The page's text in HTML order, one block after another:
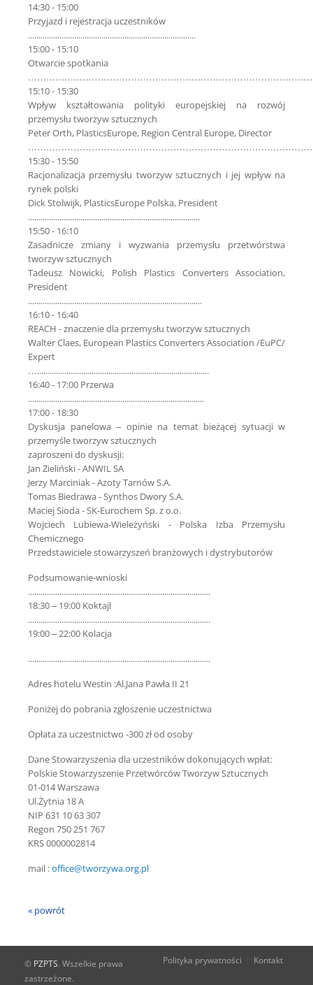
14:30 - 15:00
Przyjazd i rejestracja uczestników
................................................................................
15:00 - 15:10
Otwarcie spotkania
15:10 - 15:30
Wpływ kształtowania polityki europejskiej na rozwój
przemysłu tworzyw sztucznych
Peter Orth, PlasticsEurope, Region Central Europe, Director
15:30 - 15:50
Racjonalizacja przemysłu tworzyw sztucznych i jej wpływ na
rynek polski
Dick Stolwijk, PlasticsEurope Polska, President
..................................................................................
15:50 - 16:10
Zasadnicze zmiany i wyzwania przemysłu przetwórstwa
tworzyw sztucznych
Tadeusz Nowicki, Polish Plastics Converters Association,
President
...................................................................................
16:10 - 16:40
REACH - znaczenie dla przemysłu tworzyw sztucznych
Walter Claes, European Plastics Converters Association /EuPC/
Expert
…..................................................................................
16:40 - 17:00 Przerwa
....................................................................................
17:00 - 18:30
Dyskusja panelowa – opinie na temat bieżącej sytuacji w
przemyśle tworzyw sztucznych
zaproszeni do dyskusji:
Jan Zieliński - ANWIL SA
Jerzy Marciniak - Azoty Tarnów S.A.
Tomas Biedrawa - Synthos Dwory S.A.
Maciej Sioda - SK-Eurochem Sp. z o.o.
Wojciech Lubiewa-Wieleżyński - Polska Izba Przemysłu
Chemicznego
Przedstawiciele stowarzyszeń branżowych i dystrybutorów
Podsumowanie-wnioski
.......................................................................................
18:30 – 19:00 Koktajl
.......................................................................................
19:00 – 22:00 Kolacja
.......................................................................................
Adres hotelu Westin :Al.Jana Pawła II 21
Poniżej do pobrania zgłoszenie uczestnictwa
Opłata za uczestnictwo -300 zł od osoby
Dane Stowarzyszenia dla uczestników dokonujących wpłat:
Polskie Stowarzyszenie Przetwórców Tworzyw Sztucznych
01-014 Warszawa
Ul.Żytnia 18 A
NIP 631 10 63 307
Regon 750 251 767
KRS 0000002814
mail :office@tworzywa.org.pl
« powrót
© PZPTS. Wszelkie prawa
zastrzeżone.
Polityka prywatności Kontakt